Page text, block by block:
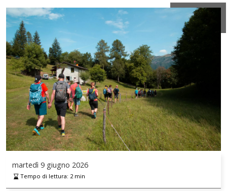
martedì 9 giugno 2026
Tempo di lettura: 2min